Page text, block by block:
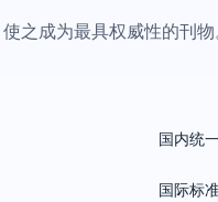
之成为最具权威性的
国内统
国际标